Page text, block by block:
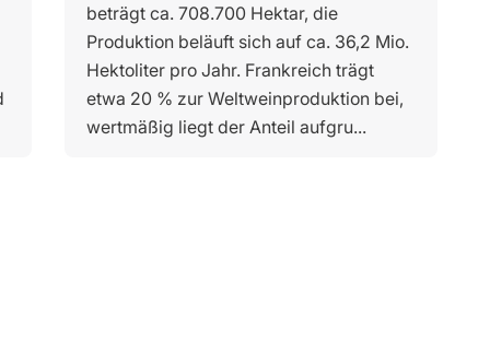
beträgt ca. 708.700 Hektar, die
Produktion beläuft sich auf ca. 36,2 Mio.
Hektoliter pro Jahr. Frankreich trägt
etwa 20 % zur Weltweinproduktion bei,
wertmäßig liegt der Anteil aufgru...